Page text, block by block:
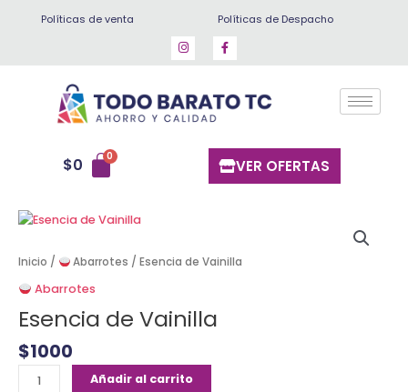
Políticas de venta Políticas de Despacho
$0 VER OFERTAS
Inicio / Abarrotes / Esencia de Vainilla
Abarrotes
Esencia de Vainilla
$1000
Esencia
Vainilla
Añadir al carrito